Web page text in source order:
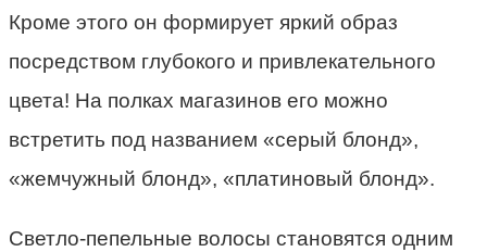
Кроме этого он формирует яркий образ
посредством глубокого и привлекательного
цвета! На полках магазинов его можно
встретить под названием «серый блонд»,
«жемчужный блонд», «платиновый блонд».
Светло-пепельные волосы становятся одним